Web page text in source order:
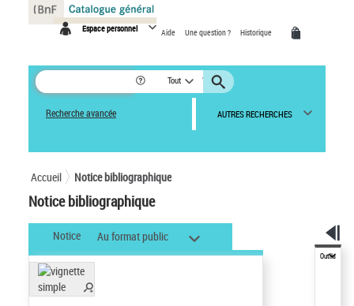
Espace personnel Aide Une question ? Historique
Tout
Recherche avancée AUTRES RECHERCHES
Accueil Notice bibliographique
Notice bibliographique
Notice Au format public
Outils
Panneau de gestion des cookies